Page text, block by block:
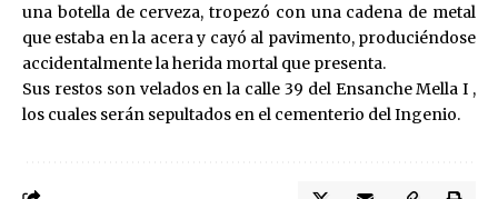
una botella de cerveza, tropezó con una cadena de metal
que estaba en la acera y cayó al pavimento, produciéndose
accidentalmente la herida mortal que presenta.
Sus restos son velados en la calle 39 del Ensanche Mella I ,
los cuales serán sepultados en el cementerio del Ingenio.